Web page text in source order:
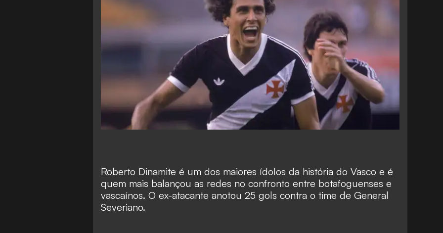
Roberto Dinamite é um dos maiores ídolos da história do Vasco e é
quem mais balançou as redes no confronto entre botafoguenses e
vascaínos. O ex-atacante anotou 25 gols contra o time de General
Severiano.